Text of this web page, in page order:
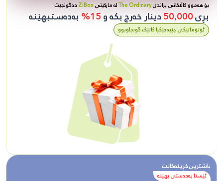
بۆ هەموو کاڵاکانی براندیThe Ordinaryلە مارکێتیZiBox دەگونجێت
بڕی50,000دینار خەرج بکە و15% بەدەستبهێنە
ئۆتۆماتیکی جێبەجێکرا کاتێک گونجاوبوو
باشترین کڕینەکانت
ئێستا بەدەستی بهێنە